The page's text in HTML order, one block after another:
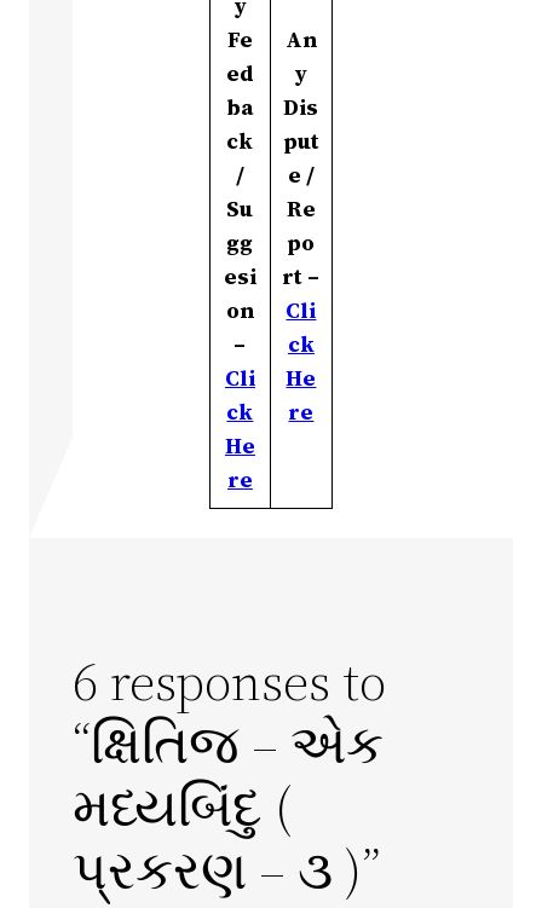
Fe
ed
ba
ck
/
Su
gg
esi
on
–
Cli
ck
He
re
An
y
Dis
put
e /
Re
po
rt –
Cli
ck
He
re
6 responses to
“ક્ષિતિજ – એક
મધ્યબિંદુ (
પ્રકરણ – ૩ )”